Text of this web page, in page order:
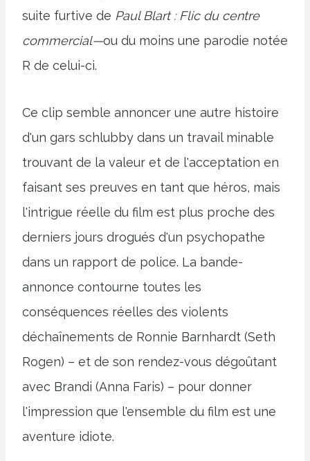
suite furtive de Paul Blart : Flic du centre
commercial—ou du moins une parodie notée
R de celui-ci.
Ce clip semble annoncer une autre histoire
d'un gars schlubby dans un travail minable
trouvant de la valeur et de l'acceptation en
faisant ses preuves en tant que héros, mais
l'intrigue réelle du film est plus proche des
derniers jours drogués d'un psychopathe
dans un rapport de police. La bande-
annonce contourne toutes les
conséquences réelles des violents
déchaînements de Ronnie Barnhardt (Seth
Rogen) – et de son rendez-vous dégoûtant
avec Brandi (Anna Faris) – pour donner
l'impression que l'ensemble du film est une
aventure idiote.